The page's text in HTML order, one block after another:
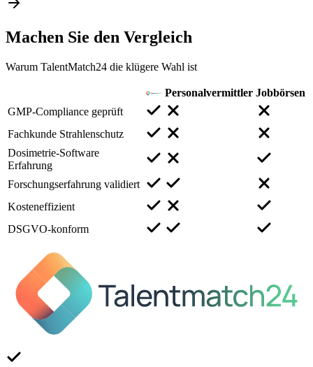
Machen Sie den Vergleich
Warum TalentMatch24 die klügere Wahl ist
Personalvermittler Jobbörsen
GMP-Compliance geprüft
Fachkunde Strahlenschutz
Dosimetrie-Software
Erfahrung
Forschungserfahrung validiert
Kosteneffizient
DSGVO-konform